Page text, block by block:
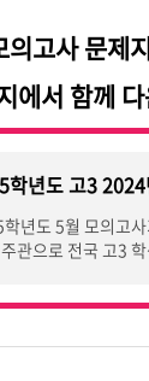
고사 문제
에서 함께
년도 5월 모의고
관으로 전국 고3
필요하신 분들은